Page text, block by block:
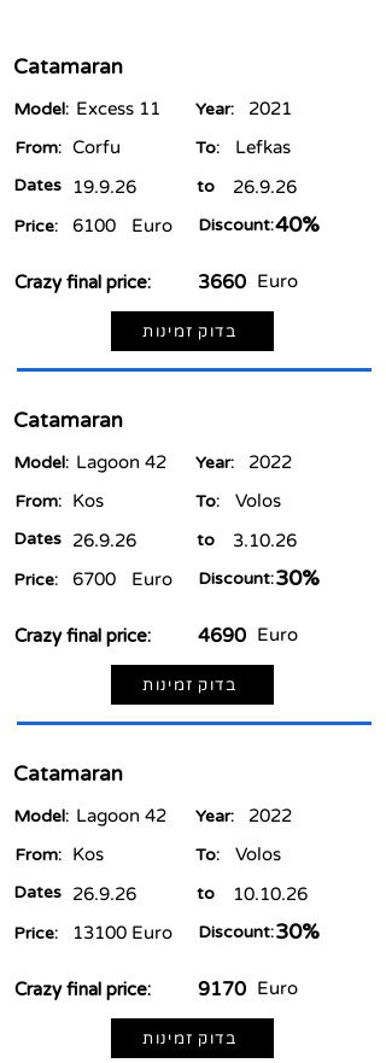
Catamaran
2021
Year:
Excess 11
Model:
Lefkas
To:
From: Corfu
26.9.26
to
19.9.26
Dates
40%
Discount:
Euro
6100
Price:
Euro
3660
Crazy final price:
בדוק זמינות
Catamaran
2022
Year:
Lagoon 42
Model:
Volos
To:
From: Kos
3.10.26
to
26.9.26
Dates
30%
Discount:
Euro
6700
Price:
Euro
4690
Crazy final price:
בדוק זמינות
Catamaran
2022
Year:
Lagoon 42
Model:
Volos
To:
From: Kos
10.10.26
to
26.9.26
Dates
30%
Discount:
Euro
13100
Price:
Euro
9170
Crazy final price:
בדוק זמינות